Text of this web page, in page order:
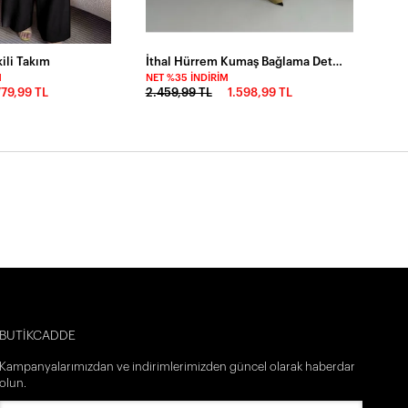
Takım
TL
İthal Hürrem Kumaş Bağlama Detay Tulum YEŞİL
NET %35 İNDIRIM
2.459,99 TL 1.598,99 TL
BUTİKCADDE
Kampanyalarımızdan ve indirimlerimizden güncel olarak haberdar
olun.